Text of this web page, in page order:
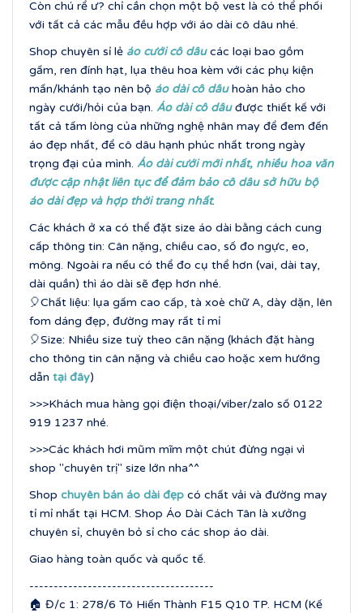
Còn chú rể ư? chỉ cần chọn một bộ vest là có thể phối
với tất cả các mẫu đều hợp với áo dài cô dâu nhé.
Shop chuyên sỉ lẻ áo cưới cô dâucác loại bao gồm
gấm, ren đính hạt, lụa thêu hoa kèm với các phụ kiện
mấn/khánh tạo nên bộ áo dài cô dâuhoàn hảo cho
ngày cưới/hỏi của bạn. Áo dài cô dâuđược thiết kế với
tất cả tấm lòng của những nghệ nhân may để đem đến
áo đẹp nhất, để cô dâu hạnh phúc nhất trong ngày
trọng đại của mình. Áo dài cưới mới nhất, nhiều hoa văn
được cập nhật liên tục để đảm bảo cô dâu sở hữu bộ
áo dài đẹp và hợp thời trang nhất.
Các khách ở xa có thể đặt size áo dài bằng cách cung
cấp thông tin: Cân nặng, chiều cao, số đo ngực, eo,
mông. Ngoài ra nếu có thể đo cụ thể hơn (vai, dài tay,
dài quần) thì áo dài sẽ đẹp hơn nhé.
🎈Chất liệu: lụa gấm cao cấp, tà xoè chữ A, dày dặn, lên
fom dáng đẹp, đường may rất tỉ mỉ
🎈Size: Nhiều size tuỳ theo cân nặng (khách đặt hàng
cho thông tin cân nặng và chiều cao hoặc xem hướng
dẫn tại đây)
>>>Khách mua hàng gọi điện thoại/viber/zalo số 0122
919 1237 nhé.
>>>Các khách hơi mũm mĩm một chút đừng ngại vì
shop "chuyên trị" size lớn nha^^
Shop chuyên bán áo dài đẹp có chất vải và đường may
tỉ mỉ nhất tại HCM. Shop Áo Dài Cách Tân là xưởng
chuyên sỉ, chuyên bỏ sỉ cho các shop áo dài.
Giao hàng toàn quốc và quốc tế.
--------------------------------------
🏠 Đ/c 1: 278/6 Tô Hiến Thành F15 Q10 TP. HCM (Kế